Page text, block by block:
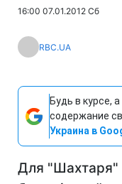
16:00 07.01.2012 Сб
RBC.UA
Будь в курсе,
содержание
Украина в
Для "Шахтаря"